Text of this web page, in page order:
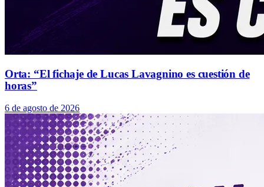
Orta: “El fichaje de Lucas Lavagnino es cuestión de
horas”
6 de agosto de 2026